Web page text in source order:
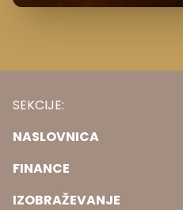
SEKCIJE:
NASLOVNICA
FINANCE
IZOBRAŽEVANJE